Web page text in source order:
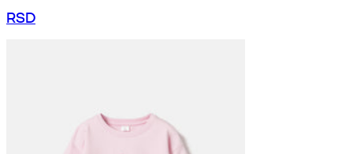
RSD